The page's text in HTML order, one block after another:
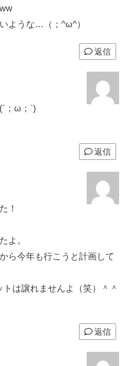
ような…（；^ω^）
返信
；ω；`)
返信
！
よ。
ら今年も行こうと計画して
は譲れませんよ（笑）＾＾
返信